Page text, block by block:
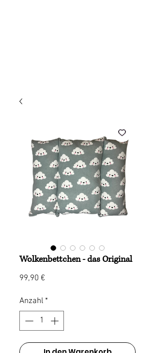
Wolkenbettchen - das Original
99,90 €
Anzahl *